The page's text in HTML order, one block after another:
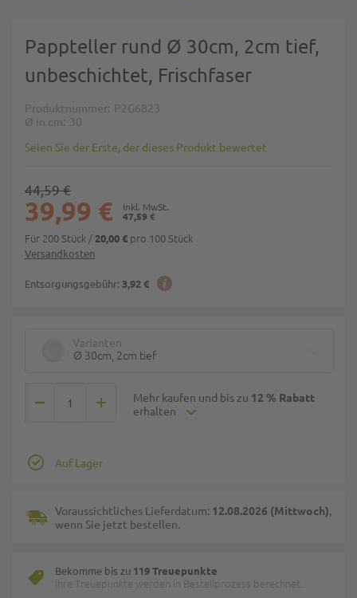
Pappteller rund Ø 30cm, 2cm tief,
unbeschichtet, Frischfaser
Produktnummer P2G6823
Ø in cm
30
Seien Sie der Erste, der dieses Produkt bewertet
Versandkosten
Entsorgungsgebühr: 3,92 €
47,59 €
39,99 €
44,59 €
Für 200 Stück / 20,00 € pro 100 Stück
Varianten
Ø 30cm, 2cm tief
Mehr kaufen und bis zu 12 % Rabatt
erhalten
Auf Lager
Voraussichtliches Lieferdatum: 12.08.2026 (Mittwoch),
wenn Sie jetzt bestellen.
Bekomme bis zu 119 Treuepunkte
Ihre Treuepunkte werden in Bestellprozess berechnet.